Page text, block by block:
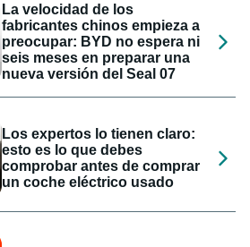
La velocidad de los
fabricantes chinos empieza a
preocupar: BYD no espera ni
seis meses en preparar una
nueva versión del Seal 07
Los expertos lo tienen claro:
esto es lo que debes
comprobar antes de comprar
un coche eléctrico usado